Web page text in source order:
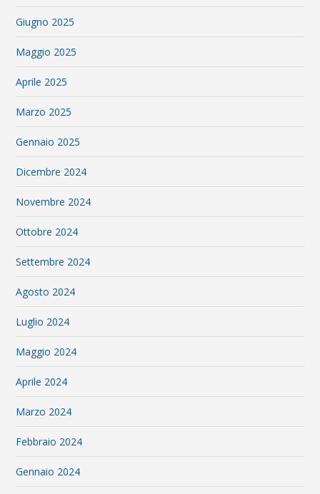
Giugno 2025
Maggio 2025
Aprile 2025
Marzo 2025
Gennaio 2025
Dicembre 2024
Novembre 2024
Ottobre 2024
Settembre 2024
Agosto 2024
Luglio 2024
Maggio 2024
Aprile 2024
Marzo 2024
Febbraio 2024
Gennaio 2024